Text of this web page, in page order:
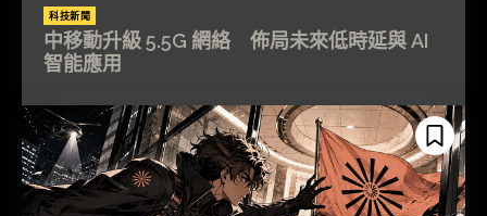
科技新聞
中移動升級 5.5G 網絡 佈局未來低時延與 AI
智能應用